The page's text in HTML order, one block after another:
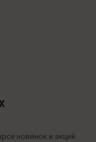
новинок и акций